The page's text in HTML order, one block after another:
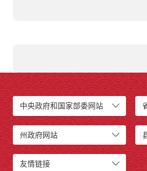
中央政府和国家部委网站
州政府网站
友情链接